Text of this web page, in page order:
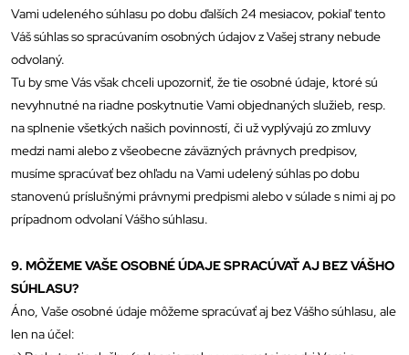
Vami udeleného súhlasu po dobu ďalších 24 mesiacov, pokiaľ tento
Váš súhlas so spracúvaním osobných údajov z Vašej strany nebude
odvolaný.
Tu by sme Vás však chceli upozorniť, že tie osobné údaje, ktoré sú
nevyhnutné na riadne poskytnutie Vami objednaných služieb, resp.
na splnenie všetkých našich povinností, či už vyplývajú zo zmluvy
medzi nami alebo z všeobecne záväzných právnych predpisov,
musíme spracúvať bez ohľadu na Vami udelený súhlas po dobu
stanovenú príslušnými právnymi predpismi alebo v súlade s nimi aj po
prípadnom odvolaní Vášho súhlasu.
9. MÔŽEME VAŠE OSOBNÉ ÚDAJE SPRACÚVAŤ AJ BEZ VÁŠHO
SÚHLASU?
Áno, Vaše osobné údaje môžeme spracúvať aj bez Vášho súhlasu, ale
len na účel: